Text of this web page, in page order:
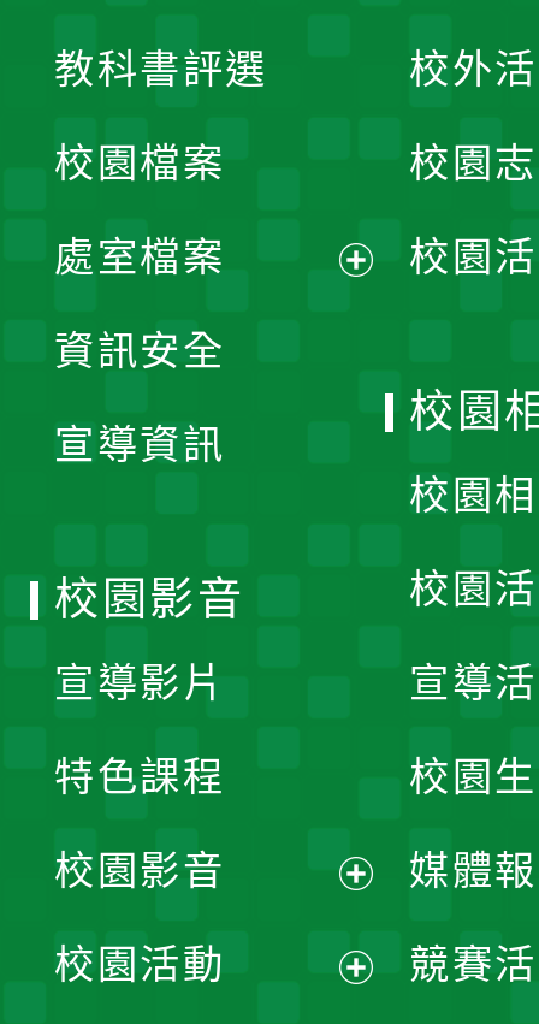
單
教科書評選
校園檔案
處室檔案
資訊安全
宣導資訊
校外
校園
校園
校園
校園
校園
宣導
校園
媒體
競賽
校園影音
宣導影片
特色課程
校園影音
開
校園活動